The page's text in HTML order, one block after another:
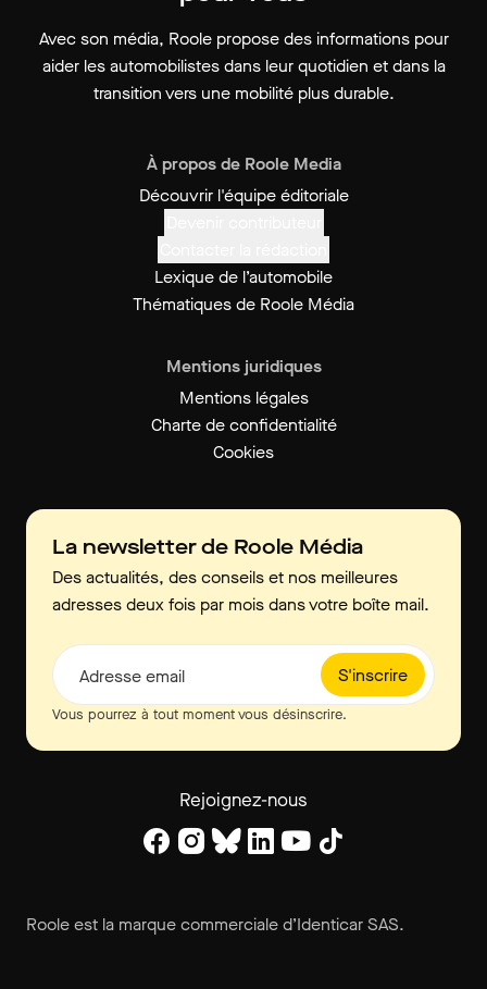
Avec son média, Roole propose des informations pour
aider les automobilistes dans leur quotidien et dans la
transition vers une mobilité plus durable.
À propos de Roole Media
Découvrir l'équipe éditoriale
Lexique de l’automobile
Thématiques de Roole Média
Mentions juridiques
Mentions légales
Charte de confidentialité
Cookies
La newsletter de Roole Média
Des actualités, des conseils et nos meilleures
adresses deux fois par mois dans votre boîte mail.
S'inscrire
Adresse email
Vous pourrez à tout moment vous désinscrire.
Rejoignez-nous
Roole est la marque commerciale d’Identicar SAS.